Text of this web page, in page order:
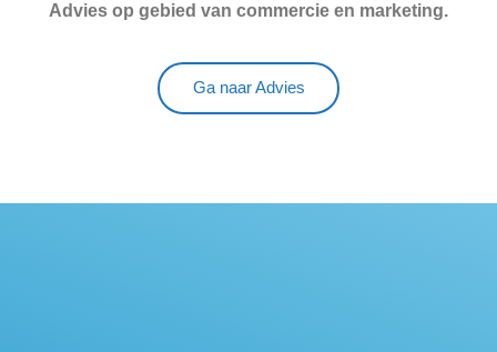
Advies op gebied van commercie en marketing.
Ga naar Advies